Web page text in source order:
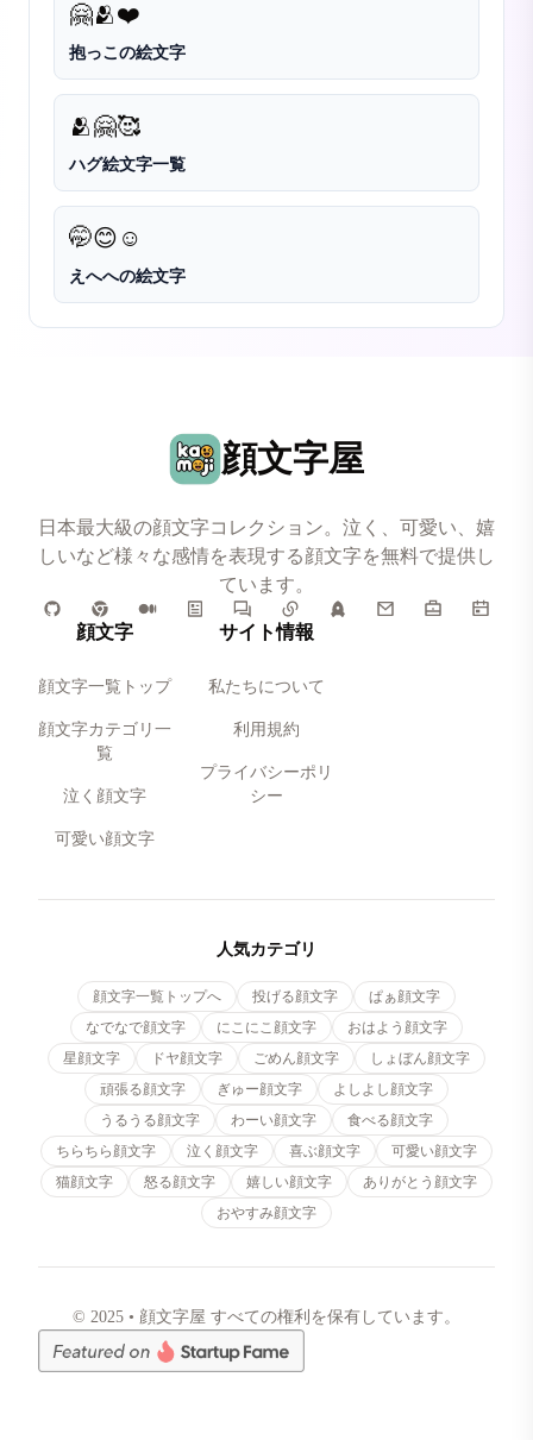
🤗🫂❤️
抱っこの絵文字
🫂🤗🥰
ハグ絵文字一覧
🤭😊 ☺️
えへへの絵文字
顔文字屋
日本最大級の顔文字コレクション。泣く、可愛い、嬉
しいなど様々な感情を表現する顔文字を無料で提供し
ています。
顔文字
顔文字一覧トップ
顔文字カテゴリ一
覧
泣く顔文字
可愛い顔文字
サイト情報
私たちについて
利用規約
プライバシーポリ
シー
人気カテゴリ
顔文字一覧トップへ 投げる顔文字
ぱぁ顔文字
なでなで顔文字
にこにこ顔文字
おはよう顔文字
星顔文字
ドヤ顔文字 ごめん顔文字
しょぼん顔文字
頑張る顔文字
ぎゅー顔文字
よしよし顔文字
うるうる顔文字
わーい顔文字
食べる顔文字
ちらちら顔文字
泣く顔文字 喜ぶ顔文字
可愛い顔文字
猫顔文字
怒る顔文字 嬉しい顔文字
ありがとう顔文字
おやすみ顔文字
© 2025 • 顔文字屋 すべての権利を保有しています。